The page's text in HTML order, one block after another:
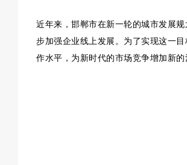
近年来，邯郸市在新一轮的城市发展
步加强企业线上发展。为了实现这一
作水平，为新时代的市场竞争增加新的